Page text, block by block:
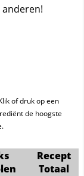
of druk op een
de hoogste
Recept
Totaal